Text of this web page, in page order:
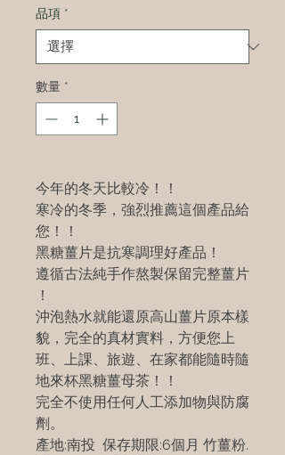
品項 *
數量 *
今年的冬天比較冷！！
寒冷的冬季，強烈推薦這個產品給
您！！
黑糖薑片是抗寒調理好產品！
遵循古法純手作熬製保留完整薑片
！
沖泡熱水就能還原高山薑片原本樣
貌，完全的真材實料，方便您上
班、上課、旅遊、在家都能隨時隨
地來杯黑糖薑母茶！！
完全不使用任何人工添加物與防腐
劑。
產地:南投 保存期限:6個月 竹薑粉.